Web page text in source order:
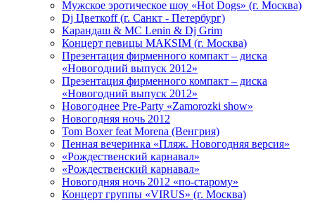
Мужское эротическое шоу «Hot Dogs» (г. Москва)
Dj Цветкоff (г. Санкт - Петербург)
Карандаш & МС Lenin & Dj Grim
Концерт певицы МАКSIМ (г. Москва)
Презентация фирменного компакт – диска
«Новогодний выпуск 2012»
Презентация фирменного компакт – диска
«Новогодний выпуск 2012»
Новогоднее Pre-Party «Zamorozki show»
Новогодняя ночь 2012
Tom Boxer feat Morena (Венгрия)
Пенная вечеринка «Пляж. Новогодняя версия»
«Рождественский карнавал»
«Рождественский карнавал»
Новогодняя ночь 2012 «по-старому»
Концерт группы «VIRUS» (г. Москва)